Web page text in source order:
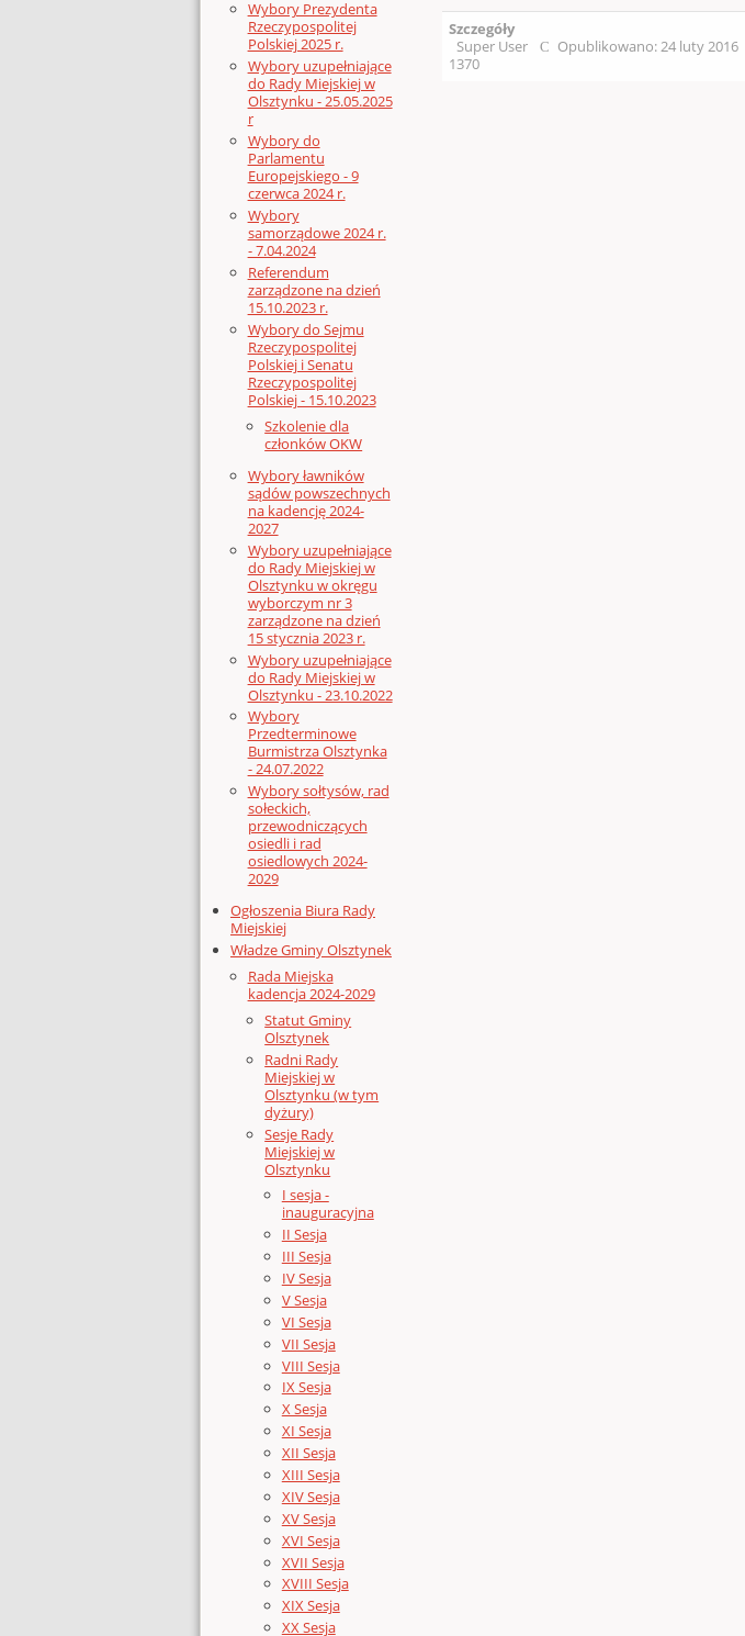
Wybory Prezydenta
Rzeczypospolitej
Polskiej 2025 r.
Wybory uzupełniające
do Rady Miejskiej w
Olsztynku - 25.05.2025
r
Wybory do
Parlamentu
Europejskiego - 9
czerwca 2024 r.
Wybory
samorządowe 2024 r.
- 7.04.2024
Referendum
zarządzone na dzień
15.10.2023 r.
Wybory do Sejmu
Rzeczypospolitej
Polskiej i Senatu
Rzeczypospolitej
Polskiej - 15.10.2023
Szkolenie dla
członków OKW
Wybory ławników
sądów powszechnych
na kadencję 2024-
2027
Wybory uzupełniające
do Rady Miejskiej w
Olsztynku w okręgu
wyborczym nr 3
zarządzone na dzień
15 stycznia 2023 r.
Wybory uzupełniające
do Rady Miejskiej w
Olsztynku - 23.10.2022
Wybory
Przedterminowe
Burmistrza Olsztynka
- 24.07.2022
Wybory sołtysów, rad
sołeckich,
przewodniczących
osiedli i rad
osiedlowych 2024-
2029
Ogłoszenia Biura Rady
Miejskiej
Władze Gminy Olsztynek
Rada Miejska
kadencja 2024-2029
Statut Gminy
Olsztynek
Radni Rady
Miejskiej w
Olsztynku (w tym
dyżury)
Sesje Rady
Miejskiej w
Olsztynku
I sesja -
inauguracyjna
II Sesja
III Sesja
IV Sesja
V Sesja
VI Sesja
VII Sesja
VIII Sesja
IX Sesja
X Sesja
XI Sesja
XII Sesja
XIII Sesja
XIV Sesja
XV Sesja
XVI Sesja
XVII Sesja
XVIII Sesja
XIX Sesja
XX Sesja
Szczegóły
Super User
Opublikowano: 24 luty 2016
1370